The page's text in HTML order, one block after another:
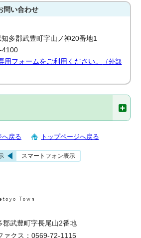
問い合わせ
多郡武豊町字山ノ神20番地1
4100
用フォームをご利用ください。
（外部
へ戻る トップページへ戻る
スマートフォン表示
武豊町字長尾山2番地
クス：0569-72-1115